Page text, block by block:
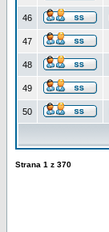
46
47
48
49
50
Strana 1 z 370